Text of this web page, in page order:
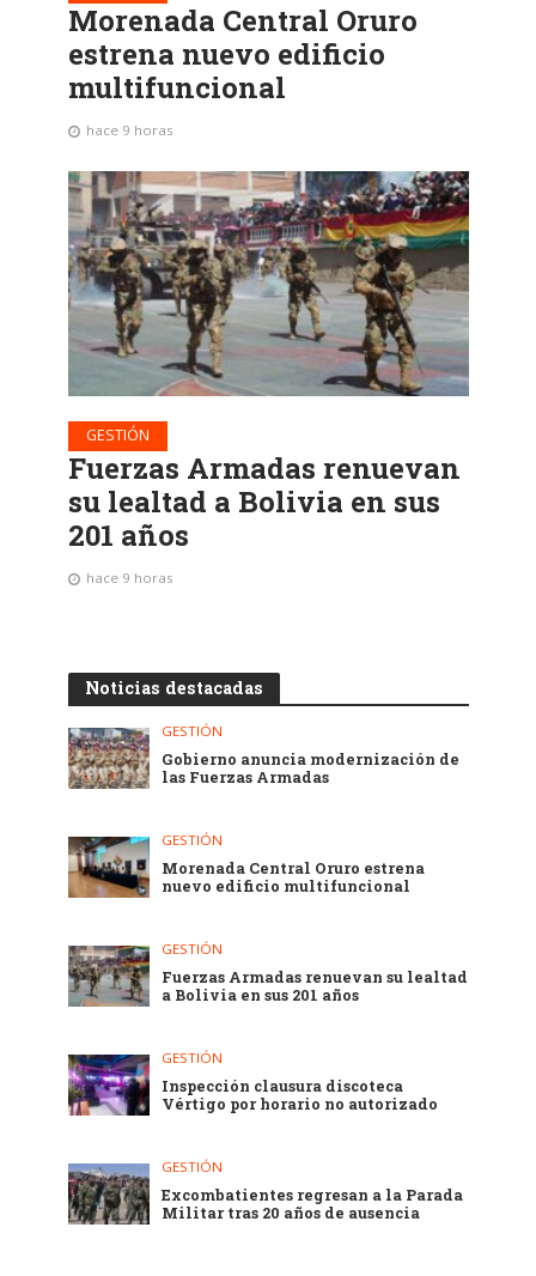
Morenada Central Oruro
estrena nuevo edificio
multifuncional
hace 9 horas
GESTIÓN
Fuerzas Armadas renuevan
su lealtad a Bolivia en sus
201 años
hace 9 horas
Noticias destacadas
GESTIÓN
Gobierno anuncia modernización de
las Fuerzas Armadas
GESTIÓN
Morenada Central Oruro estrena
nuevo edificio multifuncional
GESTIÓN
Fuerzas Armadas renuevan su lealtad
a Bolivia en sus 201 años
GESTIÓN
Inspección clausura discoteca
Vértigo por horario no autorizado
GESTIÓN
Excombatientes regresan a la Parada
Militar tras 20 años de ausencia